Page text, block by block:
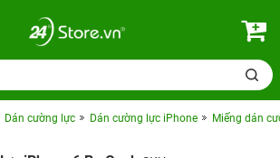
Dán cường lực Dán cường lực iPhone Miếng dán